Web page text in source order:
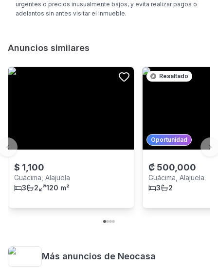
urgentes o precios inusualmente bajos, y evita realizar pagos o
adelantos sin antes visitar el inmueble.
Anuncios similares
$ 1,100
Guácima, Alajuela
3
2 120 m²
Resaltado
Oportunidad
₡ 500,000
Guácima, Alajuela
3
2
Previous slide
Más anuncios de Neocasa